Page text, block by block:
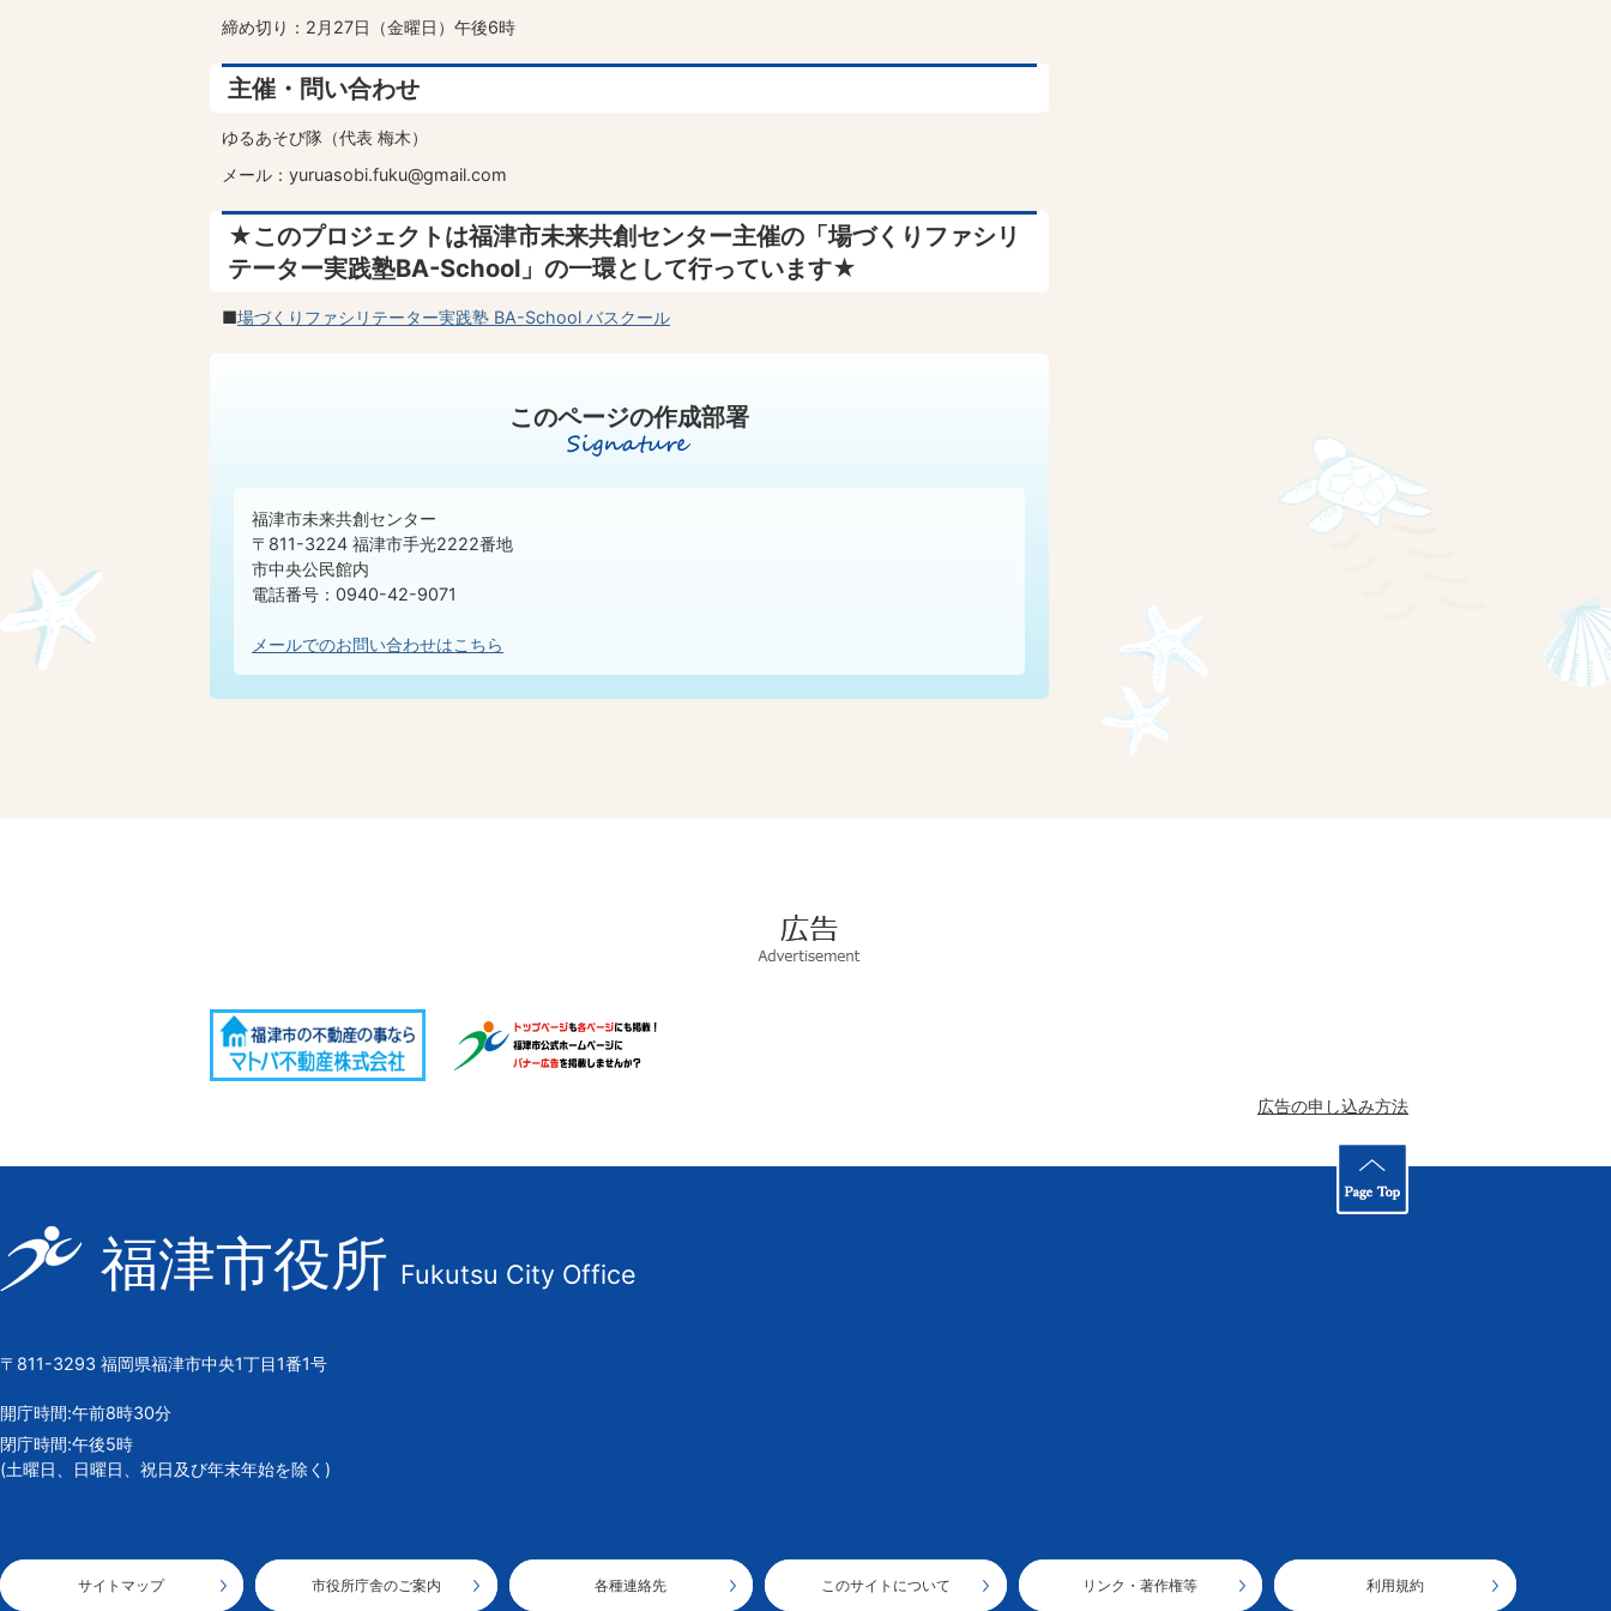
締め切り：2月27日（金曜日）午後6時
主催・問い合わせ
ゆるあそび隊（代表 梅木）
メール：yuruasobi.fuku@gmail.com
★このプロジェクトは福津市未来共創センター主催の「場づくりファシリ
テーター実践塾BA-School」の一環として行っています★
■場づくりファシリテーター実践塾 BA-School バスクール
このページの作成部署
福津市未来共創センター
〒811-3224 福津市手光2222番地
市中央公民館内
電話番号：0940-42-9071
メールでのお問い合わせはこちら
告
広告の申し込み方法
福
津
市
章
福津市役所 Fukutsu City Office
〒811-3293 福岡県福津市中央1丁目1番1号
開庁時間:午前8時30分
閉庁時間:午後5時
(土曜日、日曜日、祝日及び年末年始を除く)
サイトマップ 市役所庁舎のご案内 各種連絡先 このサイトについて リンク・著作権等 利用規約